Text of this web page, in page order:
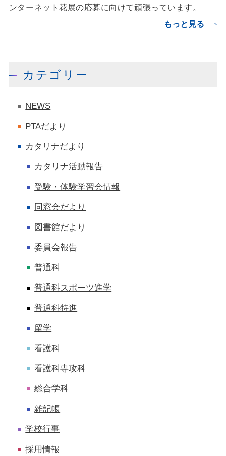
ンターネット花展の応募に向けて頑張っています。
もっと見る
カテゴリー
NEWS
PTAだより
カタリナだより
カタリナ活動報告
受験・体験学習会情報
同窓会だより
図書館だより
委員会報告
普通科
普通科スポーツ進学
普通科特進
留学
看護科
看護科専攻科
総合学科
雑記帳
学校行事
採用情報